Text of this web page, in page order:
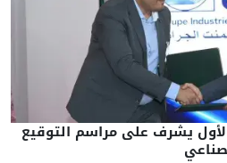
الأول يشرف على مراسم التوقيع